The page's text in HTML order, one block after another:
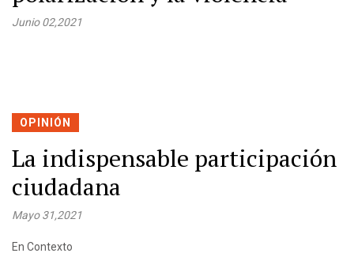
Junio 02,2021
OPINIÓN
La indispensable participación
ciudadana
Mayo 31,2021
En Contexto